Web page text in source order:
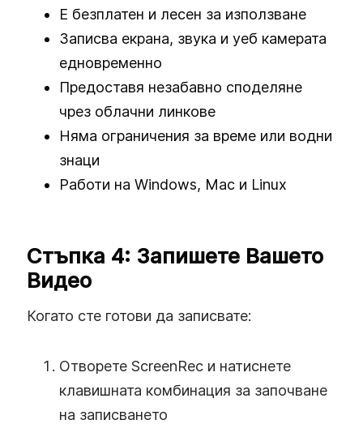
Е безплатен и лесен за използване
Записва екрана, звука и уеб камерата
едновременно
Предоставя незабавно споделяне
чрез облачни линкове
Няма ограничения за време или водни
знаци
Работи на Windows, Mac и Linux
Стъпка 4: Запишете Вашето
Видео
Когато сте готови да записвате:
Отворете ScreenRec и натиснете
клавишната комбинация за започване
на записването